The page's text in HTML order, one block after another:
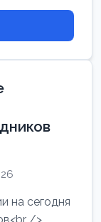
на сегодня